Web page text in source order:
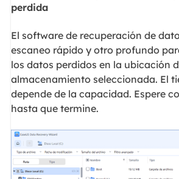
perdida
El software de recuperación de
escaneo rápido y otro profundo
los datos perdidos en la ubicación
almacenamiento seleccionada. El
depende de la capacidad. Espere
hasta que termine.